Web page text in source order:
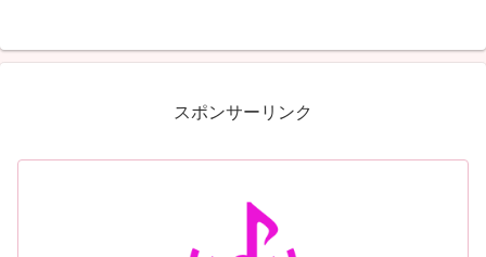
バム」と今なお称賛され続け
る、1982年最大の隠れた傑
た2018年最高のネオロカビ
リー盤がここにあります
スポンサーリンク